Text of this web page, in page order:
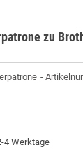
zu
4 Werktage